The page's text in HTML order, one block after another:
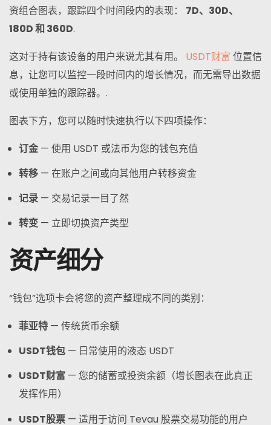
资组合图表，跟踪四个时间段内的表现： 7D、30D、
180D 和 360D.
这对于持有该设备的用户来说尤其有用。 USDT财富 位置信
息，让您可以监控一段时间内的增长情况，而无需导出数据
或使用单独的跟踪器。.
图表下方，您可以随时快速执行以下四项操作：
订金 — 使用 USDT 或法币为您的钱包充值
转移 — 在账户之间或向其他用户转移资金
记录 — 交易记录一目了然
转变 — 立即切换资产类型
资产细分
“钱包”选项卡会将您的资产整理成不同的类别：
菲亚特 — 传统货币余额
USDT钱包 — 日常使用的液态 USDT
USDT财富 — 您的储蓄或投资余额（增长图表在此真正
发挥作用）
USDT股票 — 适用于访问 Tevau 股票交易功能的用户